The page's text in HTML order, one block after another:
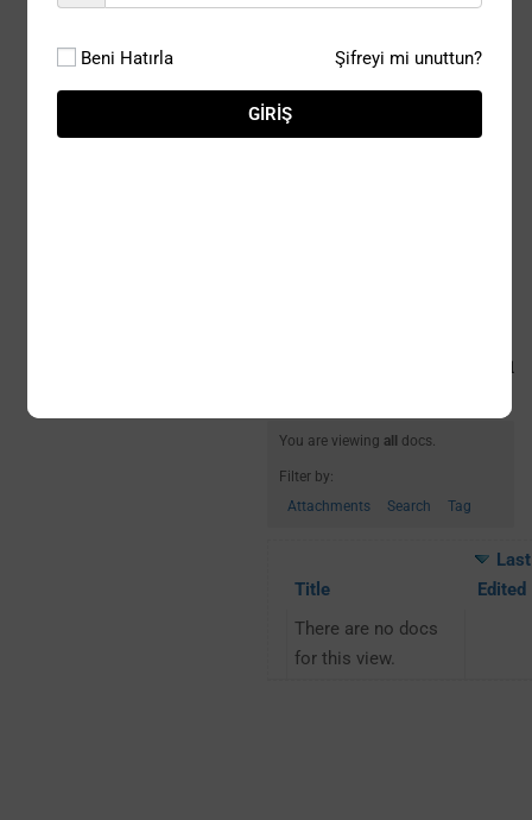
@turkan-Rahvali
Started
You are viewing all docs.
Filter by:
Attachments
Search Tag
Title
Last
Edited
There are no docs
for this view.
Beni Hatırla Şifreyi mi unuttun?
GIRIŞ